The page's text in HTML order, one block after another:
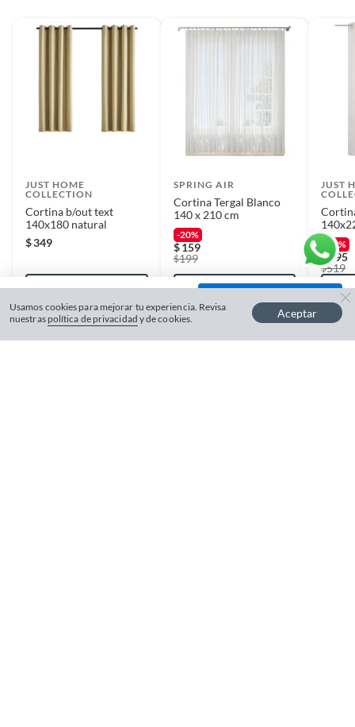
− +
Máximo 4 unidades.
JUST HOME
COLLECTION
Cortina b/out text
140x180 natural
$349
SPRING AIR
Cortina Tergal Blanco
140 x 210 cm
-20%
$ 159
$199
VER PRODUCTO
JUST
-43%
$295
$519
Usamos cookies para mejorar tu experiencia. Revisa
nuestras política de privacidad y de cookies. Aceptar